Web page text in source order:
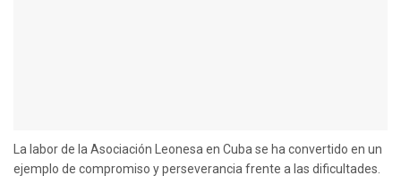
La labor de la Asociación Leonesa en Cuba se ha convertido en un
ejemplo de compromiso y perseverancia frente a las dificultades.